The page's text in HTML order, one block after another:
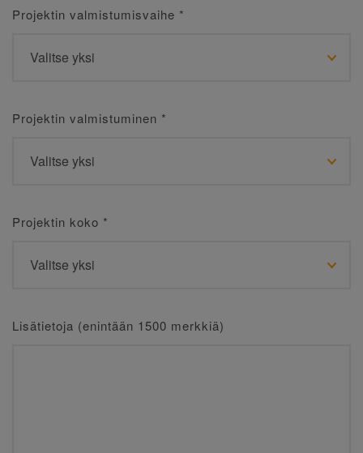
Projektin valmistumisvaihe *
Projektin valmistuminen *
Projektin koko *
Lisätietoja (enintään 1500 merkkiä)